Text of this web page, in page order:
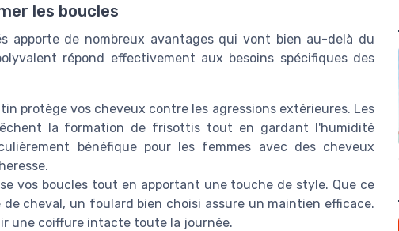
les boucles
apporte de nombreux avantages qui vont bien au-delà du
répond effectivement aux besoins spécifiques des
protège vos cheveux contre les agressions extérieures. Les
la formation de frisottis tout en gardant l'humidité
bénéfique pour les femmes avec des cheveux
vos boucles tout en apportant une touche de style. Que ce
cheval, un foulard bien choisi assure un maintien efficace.
une coiffure intacte toute la journée.